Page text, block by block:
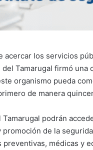
acercar los servicios
Tamarugal firmó una
organismo pueda
de manera
podrán
de la
médicas y